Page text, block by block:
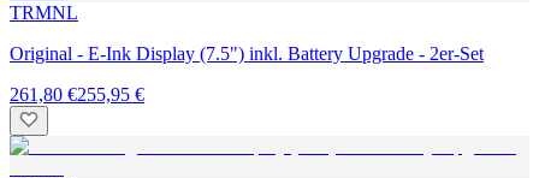
TRMNL
Original - E-Ink Display (7.5") inkl. Battery Upgrade - 2er-Set
261,80 €255,95 €